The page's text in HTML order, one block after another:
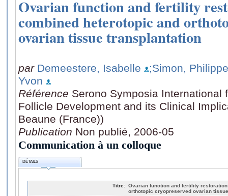
Ovarian function and fertility
combined heterotopic and
ovarian tissue transplantation
par Demeestere, Isabelle
;Simon, Philippe
Yvon
Référence Serono Symposia International
Follicle Development and its Clinical
Beaune (France))
Publication Non publié, 2006-05
Communication à un colloque
DÉTAILS
Titre: Ovarian function and fertility
orthotopic cryopreserved ovarian